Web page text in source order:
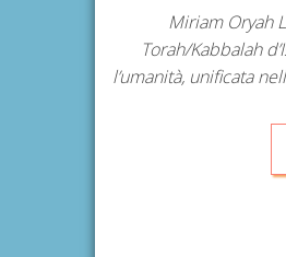
Miriam Oryah
Torah/Kabbalah
l’umanità, unificata